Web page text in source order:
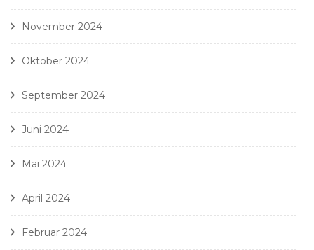
November 2024
Oktober 2024
September 2024
Juni 2024
Mai 2024
April 2024
Februar 2024